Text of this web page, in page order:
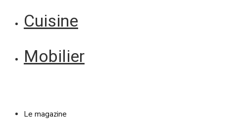
Cuisine
Mobilier
Le magazine